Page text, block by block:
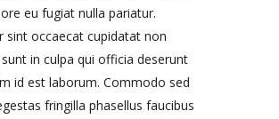
eu fugiat nulla pariatur.
sint occaecat cupidatat non
in culpa qui officia deserunt
id est laborum. Commodo sed
fringilla phasellus faucibus